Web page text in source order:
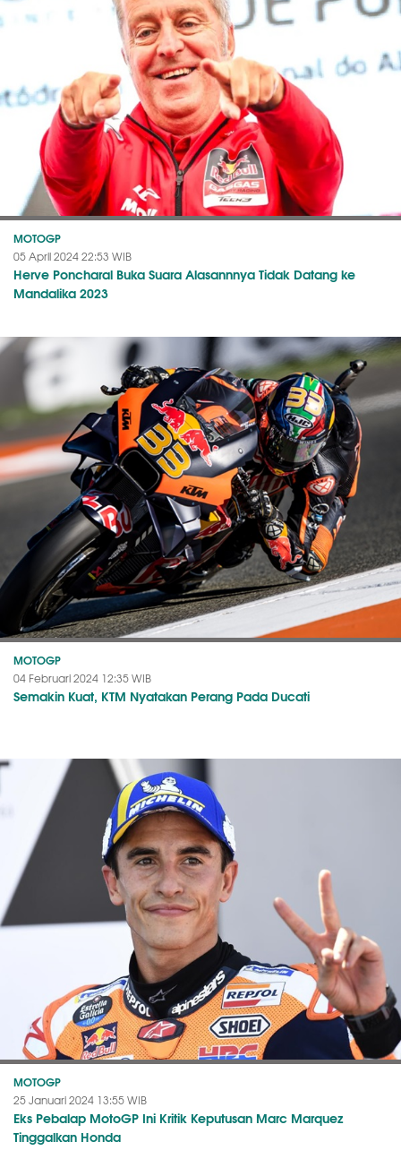
MOTOGP
05 April 2024 22:53 WIB
Herve Poncharal Buka Suara Alasannnya Tidak Datang ke
Mandalika 2023
MOTOGP
04 Februari 2024 12:35 WIB
Semakin Kuat, KTM Nyatakan Perang Pada Ducati
MOTOGP
25 Januari 2024 13:55 WIB
Eks Pebalap MotoGP Ini Kritik Keputusan Marc Marquez
Tinggalkan Honda